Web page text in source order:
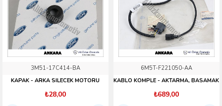
3M51-17C414-BA
KAPAK - ARKA SILECEK MOTORU
₺28,00
6M5T-F221050-AA
KABLO KOMPLE - AKTARMA, BASAMAK
₺689,00